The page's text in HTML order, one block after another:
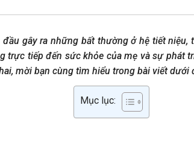
gây ra những bất thường ở hệ tiết
trực tiếp đến sức khỏe của mẹ và sự
mời bạn cùng tìm hiểu trong bài viết dưới
Mục lục: